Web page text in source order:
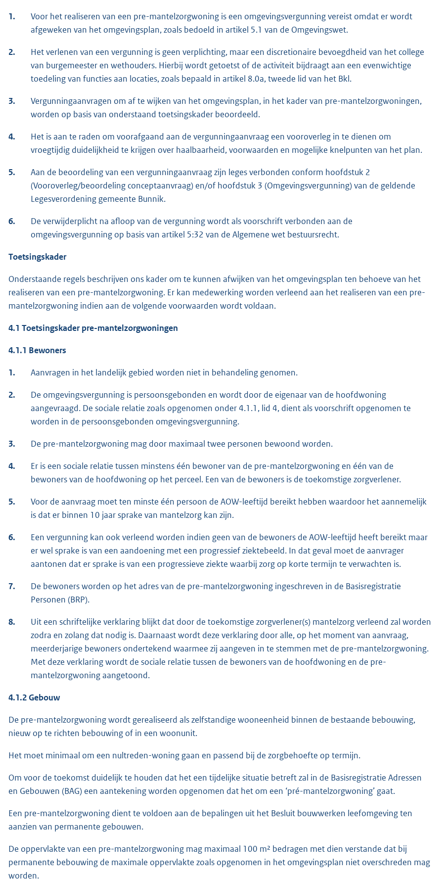
1.
Voor het realiseren van een pre-mantelzorgwoning is een omgevingsvergunning vereist omdat er wordt
afgeweken van het omgevingsplan, zoals bedoeld in artikel 5.1 van de Omgevingswet.
2.
Het verlenen van een vergunning is geen verplichting, maar een discretionaire bevoegdheid van het college
van burgemeester en wethouders. Hierbij wordt getoetst of de activiteit bijdraagt aan een evenwichtige
toedeling van functies aan locaties, zoals bepaald in artikel 8.0a, tweede lid van het Bkl.
3.
Vergunningaanvragen om af te wijken van het omgevingsplan, in het kader van pre-mantelzorgwoningen,
worden op basis van onderstaand toetsingskader beoordeeld.
4.
Het is aan te raden om voorafgaand aan de vergunningaanvraag een vooroverleg in te dienen om
vroegtijdig duidelijkheid te krijgen over haalbaarheid, voorwaarden en mogelijke knelpunten van het plan.
5.
Aan de beoordeling van een vergunningaanvraag zijn leges verbonden conform hoofdstuk 2
(Vooroverleg/beoordeling conceptaanvraag) en/of hoofdstuk 3 (Omgevingsvergunning) van de geldende
Legesverordening gemeente Bunnik.
6.
De verwijderplicht na afloop van de vergunning wordt als voorschrift verbonden aan de
omgevingsvergunning op basis van artikel 5:32 van de Algemene wet bestuursrecht.
Toetsingskader
Onderstaande regels beschrijven ons kader om te kunnen afwijken van het omgevingsplan ten behoeve van het
realiseren van een pre-mantelzorgwoning. Er kan medewerking worden verleend aan het realiseren van een pre-
mantelzorgwoning indien aan de volgende voorwaarden wordt voldaan.
4.1 Toetsingskader pre-mantelzorgwoningen
4.1.1 Bewoners
1. Aanvragen in het landelijk gebied worden niet in behandeling genomen.
2.
De omgevingsvergunning is persoonsgebonden en wordt door de eigenaar van de hoofdwoning
aangevraagd. De sociale relatie zoals opgenomen onder 4.1.1, lid 4, dient als voorschrift opgenomen te
worden in de persoonsgebonden omgevingsvergunning.
3. De pre-mantelzorgwoning mag door maximaal twee personen bewoond worden.
4.
Er is een sociale relatie tussen minstens één bewoner van de pre-mantelzorgwoning en één van de
bewoners van de hoofdwoning op het perceel. Een van de bewoners is de toekomstige zorgverlener.
5.
Voor de aanvraag moet ten minste één persoon de AOW-leeftijd bereikt hebben waardoor het aannemelijk
is dat er binnen 10 jaar sprake van mantelzorg kan zijn.
6.
Een vergunning kan ook verleend worden indien geen van de bewoners de AOW-leeftijd heeft bereikt maar
er wel sprake is van een aandoening met een progressief ziektebeeld. In dat geval moet de aanvrager
aantonen dat er sprake is van een progressieve ziekte waarbij zorg op korte termijn te verwachten is.
7.
De bewoners worden op het adres van de pre-mantelzorgwoning ingeschreven in de Basisregistratie
Personen (BRP).
8.
Uit een schriftelijke verklaring blijkt dat door de toekomstige zorgverlener(s) mantelzorg verleend zal worden
zodra en zolang dat nodig is. Daarnaast wordt deze verklaring door alle, op het moment van aanvraag,
meerderjarige bewoners ondertekend waarmee zij aangeven in te stemmen met de pre-mantelzorgwoning.
Met deze verklaring wordt de sociale relatie tussen de bewoners van de hoofdwoning en de pre-
mantelzorgwoning aangetoond.
4.1.2Gebouw
De pre-mantelzorgwoning wordt gerealiseerd als zelfstandige wooneenheid binnen de bestaande bebouwing,
nieuw op te richten bebouwing of in een woonunit.
Het moet minimaal om een nultreden-woning gaan en passend bij de zorgbehoefte op termijn.
Om voor de toekomst duidelijk te houden dat het een tijdelijke situatie betreft zal in de Basisregistratie Adressen
en Gebouwen (BAG) een aantekening worden opgenomen dat het om een ‘pré-mantelzorgwoning’ gaat.
Een pre-mantelzorgwoning dient te voldoen aan de bepalingen uit het Besluit bouwwerken leefomgeving ten
aanzien van permanente gebouwen.
De oppervlakte van een pre-mantelzorgwoning mag maximaal 100 m² bedragen met dien verstande dat bij
permanente bebouwing de maximale oppervlakte zoals opgenomen in het omgevingsplan niet overschreden mag
worden.